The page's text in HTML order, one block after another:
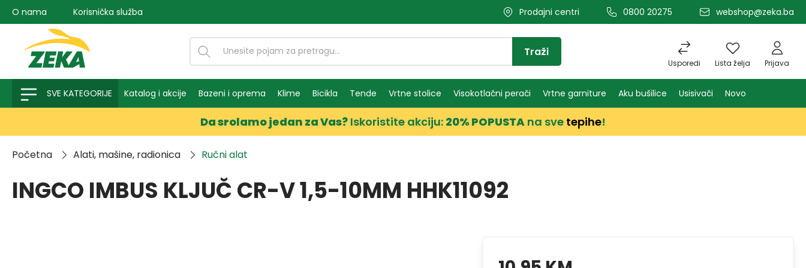
pretragu Preskoči na glavnu navigaciju
O nama Korisnička služba Prodajni centri 0800 20275 webshop@zeka.ba
Usporedi Lista želja Prijava
Traži
SVE KATEGORIJE Katalog i akcije Bazeni i oprema Klime Bicikla Tende Vrtne stolice Visokotlačni perači Vrtne garniture Aku bušilice Usisivači Novo
Da srolamo jedan za Vas? Iskoristite akciju: 20% POPUSTA na sve tepihe!
Početna Alati, mašine, radionica Ručni alat
INGCO IMBUS KLJUČ CR-V 1,5-10MM HHK11092